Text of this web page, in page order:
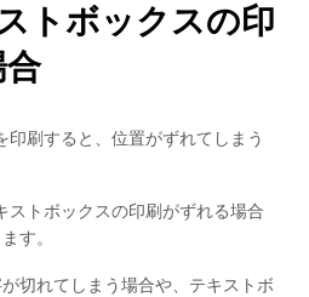
トボックスの印
印刷すると、位置がずれてしまう
ストボックスの印刷がずれる場合
す。
切れてしまう場合や、テキストボ